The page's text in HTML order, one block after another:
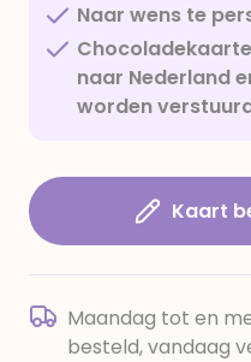
Naar wens te
naar Nederland
worden
Kaart
Maandag tot en
besteld, vandaag